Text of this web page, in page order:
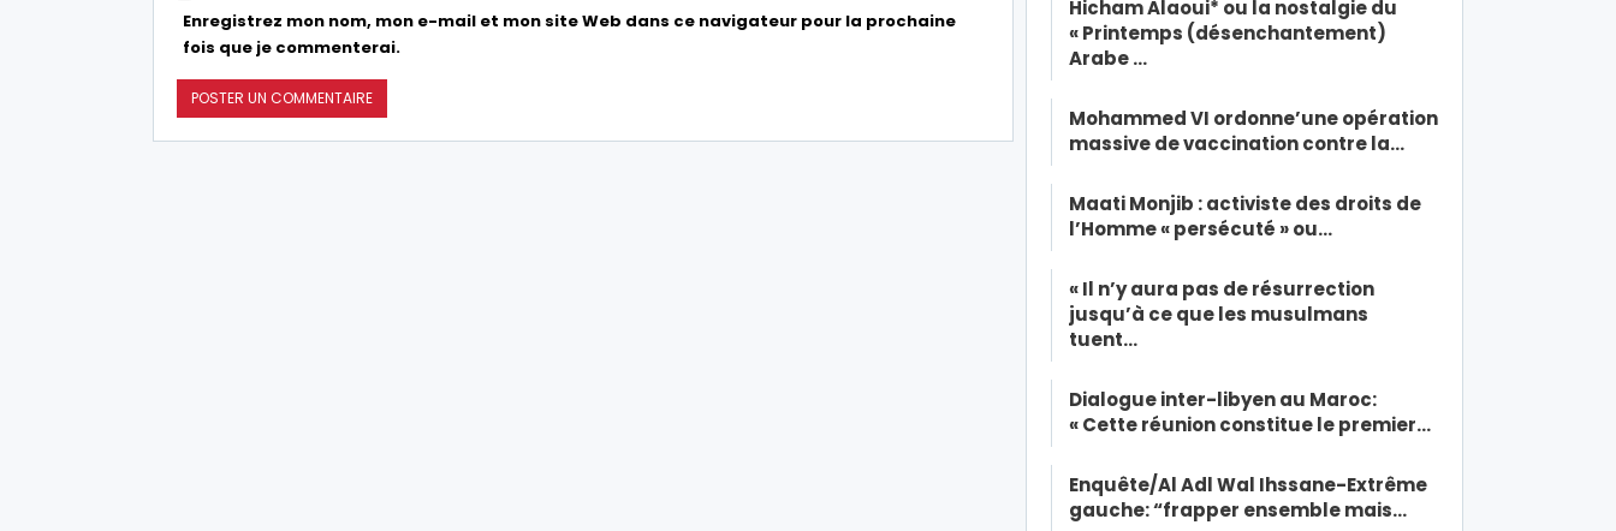
Enregistrez mon nom, mon e-mail et mon site Web dans ce navigateur pour la prochaine
fois que je commenterai.
Hicham Alaoui* ou la nostalgie du
« Printemps (désenchantement)
Arabe …
Mohammed VI ordonne’une opération
massive de vaccination contre la…
Maati Monjib : activiste des droits de
l’Homme « persécuté » ou…
« Il n’y aura pas de résurrection
jusqu’à ce que les musulmans
tuent…
Dialogue inter-libyen au Maroc:
« Cette réunion constitue le premier…
Enquête/Al Adl Wal Ihssane-Extrême
gauche: “frapper ensemble mais…